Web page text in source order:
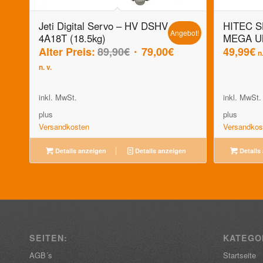
Jeti Digital Servo – HV DSHV
4A18T (18.5kg)
Alter Preis:89,90€ Ursprünglicher
79,00€Aktueller
n. v.
Angebot!
inkl. MwSt.
plus
Versandkosten
Details anzeigen Details anzeigen
HITEC
MEGA
49,99€
inkl. MwSt.
plus
Details
SEITEN:
AGB´s
Startseite